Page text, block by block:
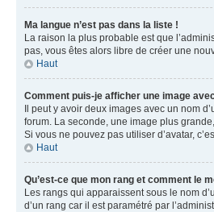
Ma langue n’est pas dans la liste !
La raison la plus probable est que
pas, vous êtes alors libre de créer une
Haut
Comment puis-je afficher une image
Il peut y avoir deux images avec un nom
forum. La seconde, une image plus
Si vous ne pouvez pas utiliser d’avatar,
Haut
Qu’est-ce que mon rang et comment le
Les rangs qui apparaissent sous le nom
d’un rang car il est paramétré par